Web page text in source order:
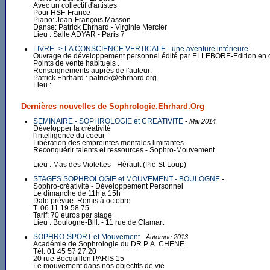
Avec un collectif d'artistes
Pour HSF-France
Piano: Jean-François Masson
Danse: Patrick Ehrhard - Virginie Mercier
Lieu : Salle ADYAR - Paris 7
LIVRE -> LA CONSCIENCE VERTICALE - une aventure intérieure -
Ouvrage de développement personnel édité par ELLEBORE-Edition en
Points de vente habituels .
Renseignements auprès de l'auteur:
Patrick Ehrhard : patrick@ehrhard.org
Lieu :
Dernières nouvelles de Sophrologie.Ehrhard.Org
SEMINAIRE - SOPHROLOGIE et CREATIVITE - Mai 2014
Développer la créativité
l'intelligence du coeur
Libération des empreintes mentales limitantes
Reconquérir talents et ressources - Sophro-Mouvement
Lieu : Mas des Violettes - Hérault (Pic-St-Loup)
STAGES SOPHROLOGIE et MOUVEMENT - BOULOGNE -
Sophro-créativité - Développement Personnel
Le dimanche de 11h à 15h
Date prévue: Remis à octobre
T. 06 11 19 58 75
Tarif: 70 euros par stage
Lieu : Boulogne-Bill. - 11 rue de Clamart
SOPHRO-SPORT et Mouvement-Automne 2013
Académie de Sophrologie du DR P. A. CHENE.
Tél. 01 45 57 27 20
20 rue Bocquillon PARIS 15
Le mouvement dans nos objectifs de vie